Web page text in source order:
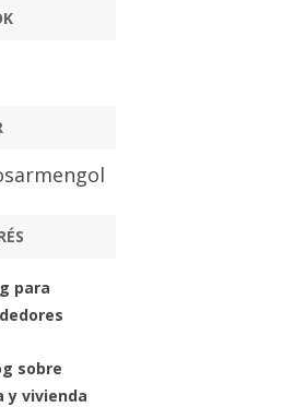
para
sobre
y vivienda